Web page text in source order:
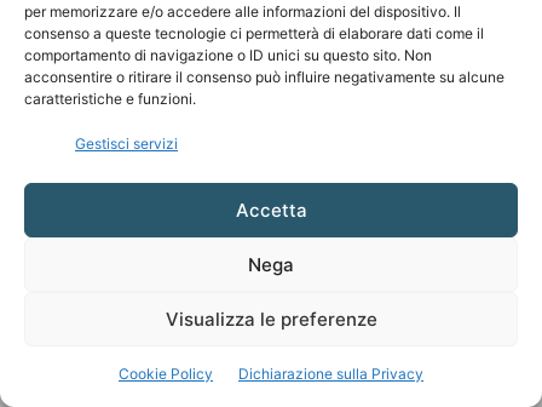
per memorizzare e/o accedere alle informazioni del dispositivo. Il
consenso a queste tecnologie ci permetterà di elaborare dati come il
comportamento di navigazione o ID unici su questo sito. Non
acconsentire o ritirare il consenso può influire negativamente su alcune
caratteristiche e funzioni.
Gestisci servizi
Accetta
Nega
Visualizza le preferenze
Cookie Policy Dichiarazione sulla Privacy